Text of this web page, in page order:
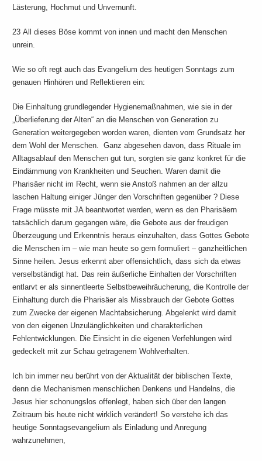
Lästerung, Hochmut und Unvernunft.
23 All dieses Böse kommt von innen und macht den Menschen
unrein.
Wie so oft regt auch das Evangelium des heutigen Sonntags zum
genauen Hinhören und Reflektieren ein:
Die Einhaltung grundlegender Hygienemaßnahmen, wie sie in der
„Überlieferung der Alten“ an die Menschen von Generation zu
Generation weitergegeben worden waren, dienten vom Grundsatz her
dem Wohl der Menschen. Ganz abgesehen davon, dass Rituale im
Alltagsablauf den Menschen gut tun, sorgten sie ganz konkret für die
Eindämmung von Krankheiten und Seuchen. Waren damit die
Pharisäer nicht im Recht, wenn sie Anstoß nahmen an der allzu
laschen Haltung einiger Jünger den Vorschriften gegenüber ? Diese
Frage müsste mit JA beantwortet werden, wenn es den Pharisäern
tatsächlich darum gegangen wäre, die Gebote aus der freudigen
Überzeugung und Erkenntnis heraus einzuhalten, dass Gottes Gebote
die Menschen im – wie man heute so gern formuliert – ganzheitlichen
Sinne heilen. Jesus erkennt aber offensichtlich, dass sich da etwas
verselbständigt hat. Das rein äußerliche Einhalten der Vorschriften
entlarvt er als sinnentleerte Selbstbeweihräucherung, die Kontrolle der
Einhaltung durch die Pharisäer als Missbrauch der Gebote Gottes
zum Zwecke der eigenen Machtabsicherung. Abgelenkt wird damit
von den eigenen Unzulänglichkeiten und charakterlichen
Fehlentwicklungen. Die Einsicht in die eigenen Verfehlungen wird
gedeckelt mit zur Schau getragenem Wohlverhalten.
Ich bin immer neu berührt von der Aktualität der biblischen Texte,
denn die Mechanismen menschlichen Denkens und Handelns, die
Jesus hier schonungslos offenlegt, haben sich über den langen
Zeitraum bis heute nicht wirklich verändert! So verstehe ich das
heutige Sonntagsevangelium als Einladung und Anregung
wahrzunehmen,